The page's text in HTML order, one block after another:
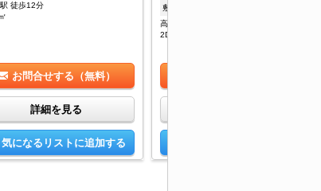
徒歩12分
お問合せする（無料）
詳細を見る
気になるリストに追加する
敷
高茶屋駅 徒歩15分
2DK/47.9㎡